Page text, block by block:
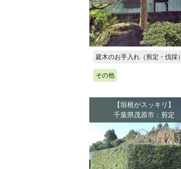
庭木のお手入れ（剪定・伐採）
その他
【垣根がスッキリ】
千葉県茂原市：剪定